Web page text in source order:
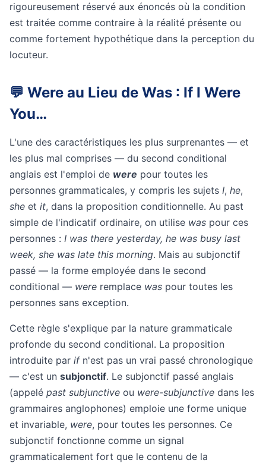
rigoureusement réservé aux énoncés où la condition
est traitée comme contraire à la réalité présente ou
comme fortement hypothétique dans la perception du
locuteur.
💬 Were au Lieu de Was : If I Were
You…
L'une des caractéristiques les plus surprenantes — et
les plus mal comprises — du second conditional
anglais est l'emploi de were pour toutes les
personnes grammaticales, y compris les sujets I, he,
she et it, dans la proposition conditionnelle. Au past
simple de l'indicatif ordinaire, on utilise was pour ces
personnes : I was there yesterday, he was busy last
week, she was late this morning. Mais au subjonctif
passé — la forme employée dans le second
conditional — were remplace was pour toutes les
personnes sans exception.
Cette règle s'explique par la nature grammaticale
profonde du second conditional. La proposition
introduite par ifn'est pas un vrai passé chronologique
— c'est un subjonctif. Le subjonctif passé anglais
(appelé past subjunctive ou were-subjunctive dans les
grammaires anglophones) emploie une forme unique
et invariable, were, pour toutes les personnes. Ce
subjonctif fonctionne comme un signal
grammaticalement fort que le contenu de la